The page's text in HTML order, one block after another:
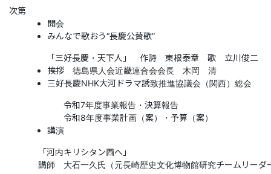
次第
開会
みんなで歌おう“長慶公賛歌”
「三好長慶・天下人」 作詩 東根泰章 歌 立川俊二
挨拶 徳島県人会近畿連合会会長 木岡 清
三好長慶NHK大河ドラマ誘致推進協議会（関西）総会
令和7年度事業報告・決算報告
令和8年度事業計画（案）・予算（案）
講演
「河内キリシタン西へ」
講師 大石一久氏（元長崎歴史文化博物館研究チームリーダ